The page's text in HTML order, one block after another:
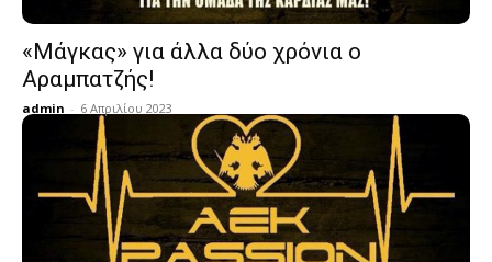
«Μάγκας» για άλλα δύο χρόνια ο
Αραμπατζής!
admin - 6 Απριλίου 2023